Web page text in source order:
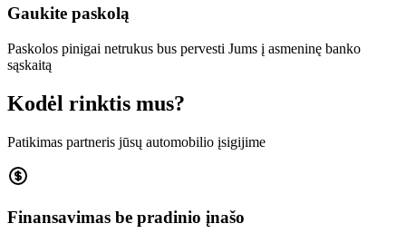
Gaukite paskolą
Paskolos pinigai netrukus bus pervesti Jums į asmeninę banko
sąskaitą
Kodėl rinktis mus?
Patikimas partneris jūsų automobilio įsigijime
Finansavimas be pradinio įnašo